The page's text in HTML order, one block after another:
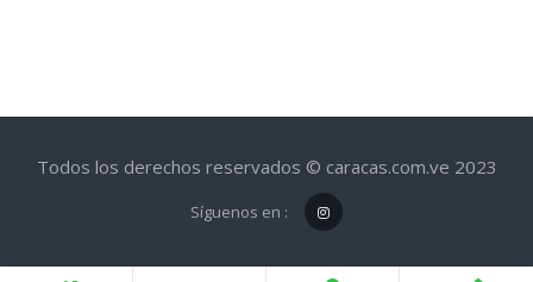
Todos los derechos reservados © caracas.com.ve 2023
Síguenos en :